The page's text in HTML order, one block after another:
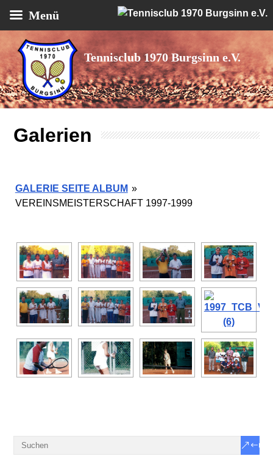
Tennisclub 1970 Burgsinn e.V.
Galerien
GALERIE SEITE ALBUM »
VEREINSMEISTERSCHAFT 1997-1999
Menü